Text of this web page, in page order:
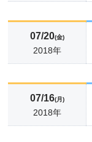
07/20(金)
2018年
07/16(月)
2018年